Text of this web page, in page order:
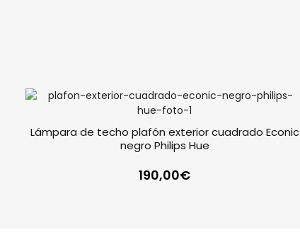
Lámpara de techo plafón exterior cuadrado Econic
negro Philips Hue
190,00€